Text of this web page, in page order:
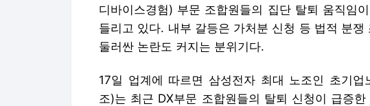
디바이스경험) 부문 조합원들의 집단 탈퇴 움직임
들리고 있다. 내부 갈등은 가처분 신청 등 법적 분
둘러싼 논란도 커지는 분위기다.
17일 업계에 따르면 삼성전자 최대 노조인 초기업
조)는 최근 DX부문 조합원들의 탈퇴 신청이 급증